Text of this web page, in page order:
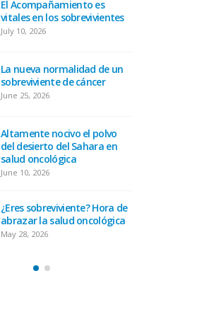
prepararte antes de recibir
tu tratamiento oncológico
April 30, 2026
Hora de prepararse para ser
un cuidador oncológico
March 19, 2026
Equilibrando tu diagnóstico
oncológico con tu actitud
February 19, 2026
January 20, 2026